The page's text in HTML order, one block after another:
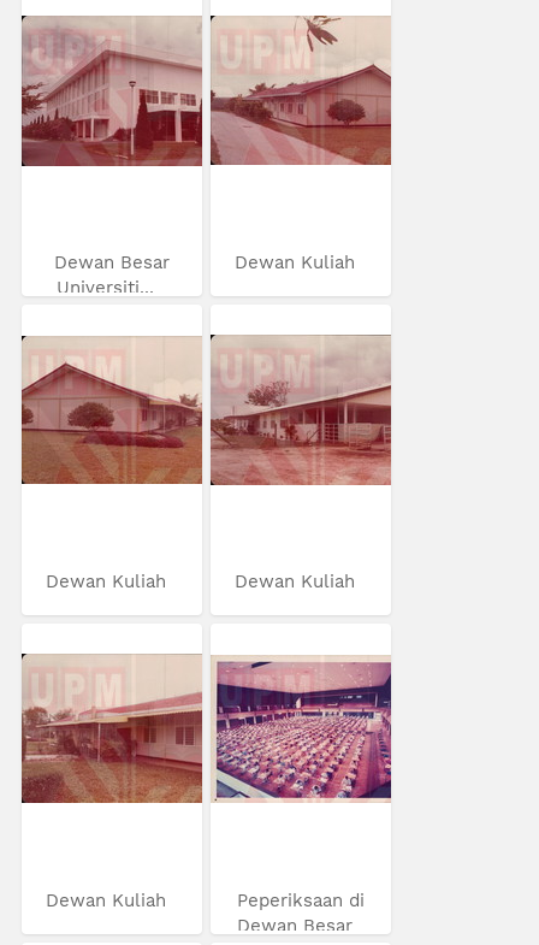
Dewan Besar
Universiti...
Dewan Kuliah
Dewan Kuliah Dewan Kuliah
Dewan Kuliah
Peperiksaan di
Dewan Besar